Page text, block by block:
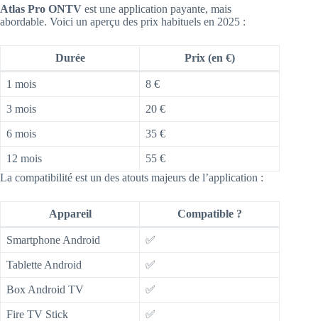
Atlas Pro ONTV est une application payante, mais
abordable. Voici un aperçu des prix habituels en 2025 :
Durée Prix (en €)
1 mois 8 €
3 mois 20 €
6 mois 35 €
12 mois
55 €
La compatibilité est un des atouts majeurs de l’application :
Appareil Compatible ?
Smartphone Android ✅
Tablette Android ✅
Box Android TV ✅
Fire TV Stick ✅